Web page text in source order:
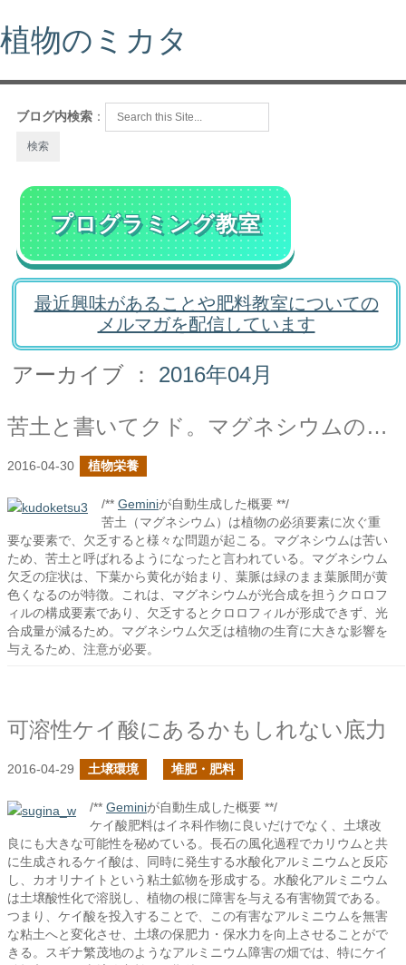
植物のミカタ
ブログ内検索 ：
プログラミング教室
最近興味があることや肥料教室についての
メルマガを配信しています
アーカイブ ： 2016年04月
苦土と書いてクド。マグネシウムのこと
2016-04-30 植物栄養
/** Geminiが自動生成した概要 **/
苦土（マグネシウム）は植物の必須要素に次ぐ重
要な要素で、欠乏すると様々な問題が起こる。マグネシウムは苦い
ため、苦土と呼ばれるようになったと言われている。マグネシウム
欠乏の症状は、下葉から黄化が始まり、葉脈は緑のまま葉脈間が黄
色くなるのが特徴。これは、マグネシウムが光合成を担うクロロフ
ィルの構成要素であり、欠乏するとクロロフィルが形成できず、光
合成量が減るため。マグネシウム欠乏は植物の生育に大きな影響を
与えるため、注意が必要。
可溶性ケイ酸にあるかもしれない底力
2016-04-29 土壌環境 堆肥・肥料
/** Geminiが自動生成した概要 **/
ケイ酸肥料はイネ科作物に良いだけでなく、土壌改
良にも大きな可能性を秘めている。長石の風化過程でカリウムと共
に生成されるケイ酸は、同時に発生する水酸化アルミニウムと反応
し、カオリナイトという粘土鉱物を形成する。水酸化アルミニウム
は土壌酸性化で溶脱し、植物の根に障害を与える有害物質である。
つまり、ケイ酸を投入することで、この有害なアルミニウムを無害
な粘土へと変化させ、土壌の保肥力・保水力を向上させることがで
きる。スギナ繁茂地のようなアルミニウム障害の畑では、特にケイ